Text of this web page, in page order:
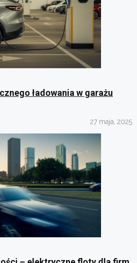
ładowania w garażu
27 maja, 2025